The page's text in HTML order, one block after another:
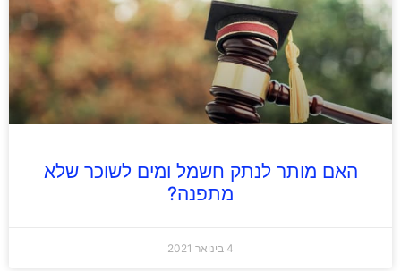
האם מותר לנתק חשמל ומים לשוכר שלא
מתפנה?
4 בינואר 2021